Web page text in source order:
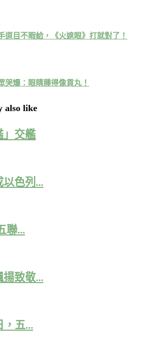
道目不暇給，《火遮眼》打就對了！
哭爆：眼睛腫得像貢丸！
also like
」交艦
色列...
聯...
致敬...
，五...